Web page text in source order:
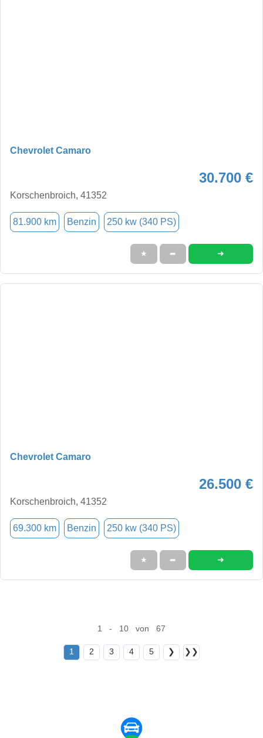
Chevrolet Camaro
30.700 €
Korschenbroich, 41352
81.900 km Benzin 250 kw (340 PS)
★ ➦ ➜
Chevrolet Camaro
26.500 €
Korschenbroich, 41352
69.300 km Benzin 250 kw (340 PS)
★ ➦ ➜
1 - 10 von 67
1 2 3 4 5 ❯ ❯❯